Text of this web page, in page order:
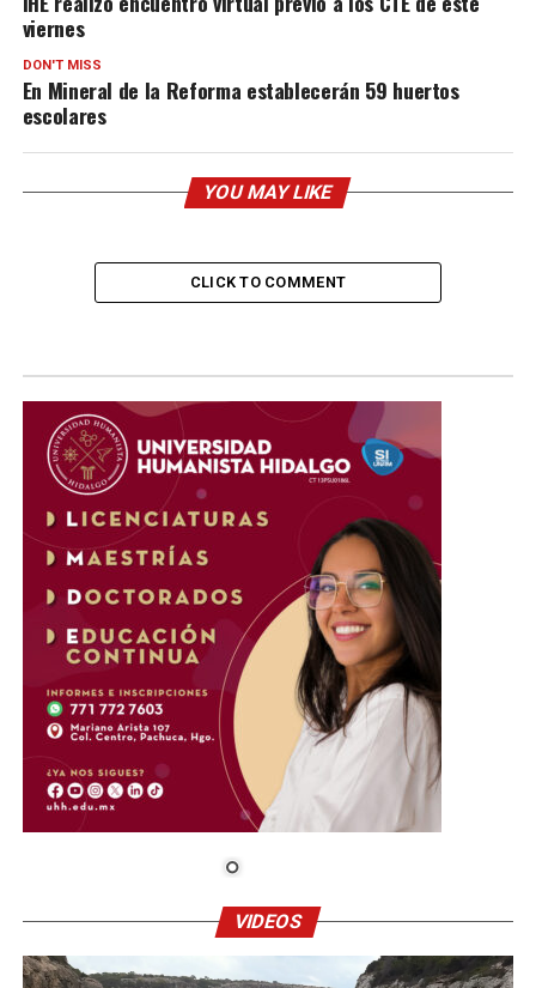
viernes
DON'T MISS
En Mineral de la Reforma establecerán 59 huertos
escolares
YOU MAY LIKE
CLICK TO COMMENT
VIDEOS